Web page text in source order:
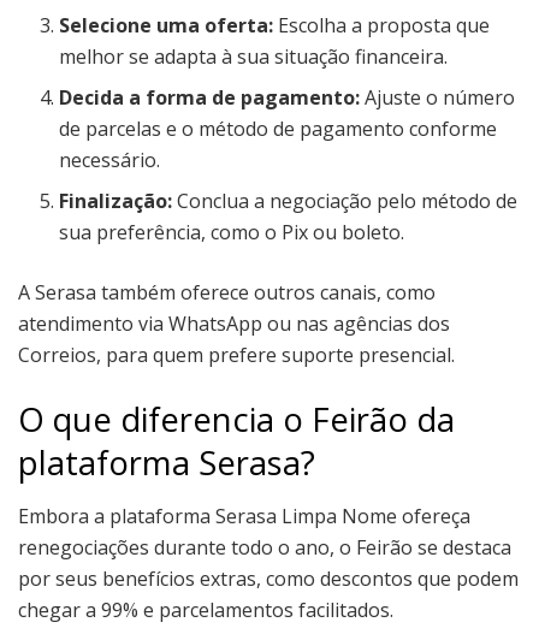
Selecione uma oferta: Escolha a proposta que
melhor se adapta à sua situação financeira.
Decida a forma de pagamento:Ajuste o número
de parcelas e o método de pagamento conforme
necessário.
Finalização:Conclua a negociação pelo método de
sua preferência, como o Pix ou boleto.
A Serasa também oferece outros canais, como
atendimento via WhatsApp ou nas agências dos
Correios, para quem prefere suporte presencial.
O que diferencia o Feirão da
plataforma Serasa?
Embora a plataforma Serasa Limpa Nome ofereça
renegociações durante todo o ano, o Feirão se destaca
por seus benefícios extras, como descontos que podem
chegar a 99% e parcelamentos facilitados.